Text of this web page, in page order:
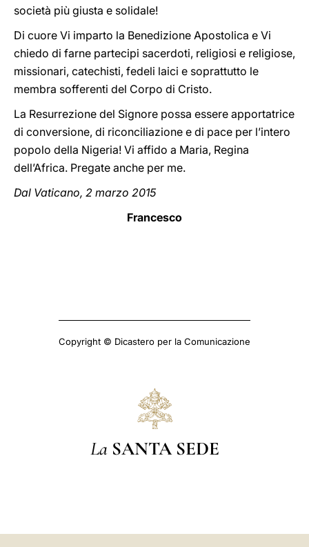
società più giusta e solidale!
Di cuore Vi imparto la Benedizione Apostolica e Vi
chiedo di farne partecipi sacerdoti, religiosi e religiose,
missionari, catechisti, fedeli laici e soprattutto le
membra sofferenti del Corpo di Cristo.
La Resurrezione del Signore possa essere apportatrice
di conversione, di riconciliazione e di pace per l’intero
popolo della Nigeria! Vi affido a Maria, Regina
dell’Africa. Pregate anche per me.
Dal Vaticano, 2 marzo 2015
Francesco
Copyright © Dicastero per la Comunicazione
La SANTA SEDE